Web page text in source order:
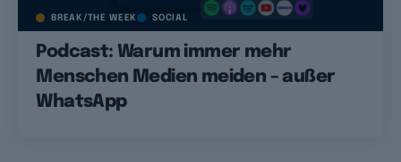
BREAK/THE WEEK SOCIAL
Podcast: Warum immer mehr
Menschen Medien meiden – außer
WhatsApp